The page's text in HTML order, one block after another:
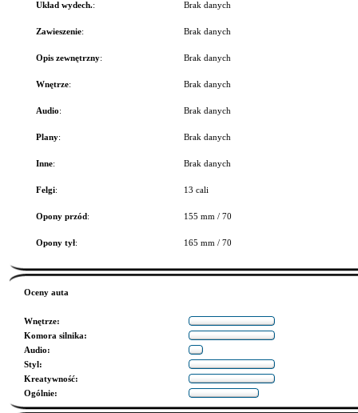
Układ wydech.: Brak danych
Zawieszenie: Brak danych
Opis zewnętrzny: Brak danych
Wnętrze: Brak danych
Audio: Brak danych
Plany: Brak danych
Inne: Brak danych
Felgi: 13 cali
Opony przód: 155 mm / 70
Opony tył: 165 mm / 70
Oceny auta
Wnętrze:
Komora silnika:
Audio:
Styl:
Kreatywność:
Ogólnie: